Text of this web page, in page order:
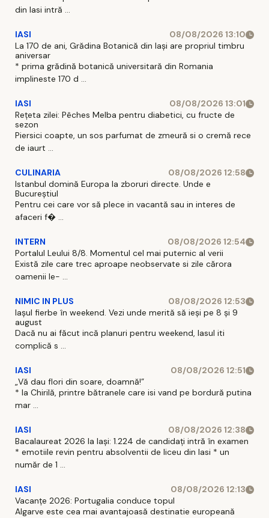
din Iasi intră ...
IASI
08/08/2026 13:10
La 170 de ani, Grădina Botanică din Iași are propriul timbru
aniversar
* prima grădină botanică universitară din Romania
implineste 170 d ...
IASI
08/08/2026 13:01
Rețeta zilei: Pêches Melba pentru diabetici, cu fructe de
sezon
Piersici coapte, un sos parfumat de zmeură si o cremă rece
de iaurt ...
CULINARIA
08/08/2026 12:58
Istanbul domină Europa la zboruri directe. Unde e
Bucureștiul
Pentru cei care vor să plece in vacantă sau in interes de
afaceri f� ...
INTERN
08/08/2026 12:54
Portalul Leului 8/8. Momentul cel mai puternic al verii
Există zile care trec aproape neobservate si zile cărora
oamenii le- ...
NIMIC IN PLUS
08/08/2026 12:53
Iașul fierbe în weekend. Vezi unde merită să ieși pe 8 și 9
august
Dacă nu ai făcut incă planuri pentru weekend, Iasul iti
complică s ...
IASI
08/08/2026 12:51
„Vă dau flori din soare, doamnă!”
* la Chirilă, printre bătranele care isi vand pe bordură putina
mar ...
IASI
08/08/2026 12:38
Bacalaureat 2026 la Iași: 1.224 de candidați intră în examen
* emotiile revin pentru absolventii de liceu din Iasi * un
număr de 1 ...
IASI
08/08/2026 12:13
Vacanțe 2026: Portugalia conduce topul
Algarve este cea mai avantajoasă destinatie europeană